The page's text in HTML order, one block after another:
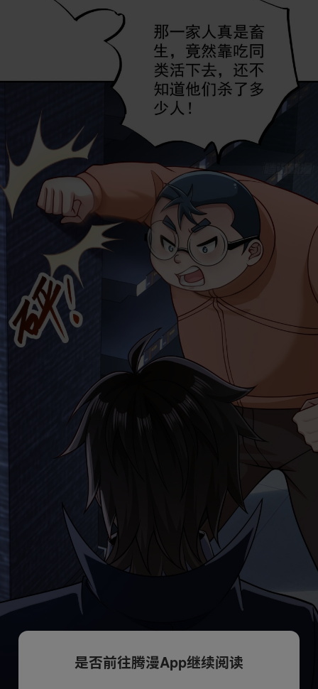
是否前往腾漫App继续阅读